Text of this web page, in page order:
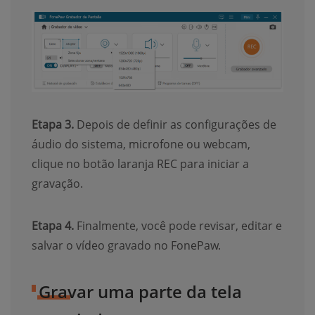
Etapa 3. Depois de definir as configurações de
áudio do sistema, microfone ou webcam,
clique no botão laranja REC para iniciar a
gravação.
Etapa 4. Finalmente, você pode revisar, editar e
salvar o vídeo gravado no FonePaw.
Gravar uma parte da tela